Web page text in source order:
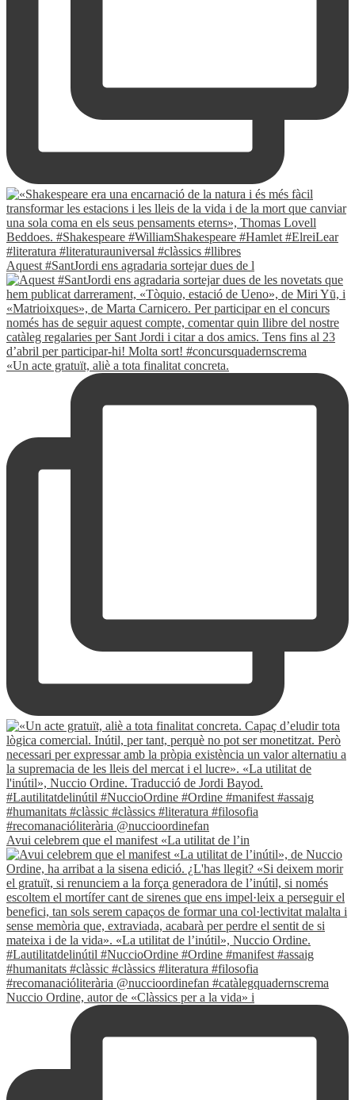
Aquest #SantJordi ens agradaria sortejar dues de l
«Un acte gratuït, aliè a tota finalitat concreta.
Avui celebrem que el manifest «La utilitat de l’in
Nuccio Ordine, autor de «Clàssics per a la vida» i